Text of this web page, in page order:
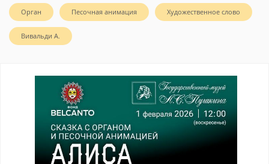
Орган Песочная анимация Художественное слово
Вивальди А.